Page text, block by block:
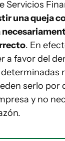
Servicios
una queja
. En
a favor del
serlo por
y no